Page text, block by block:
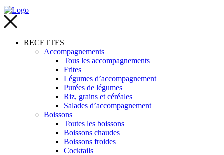
RECETTES
Accompagnements
Tous les accompagnements
Frites
Légumes d’accompagnement
Purées de légumes
Riz, grains et céréales
Salades d’accompagnement
Boissons
Toutes les boissons
Boissons chaudes
Boissons froides
Cocktails